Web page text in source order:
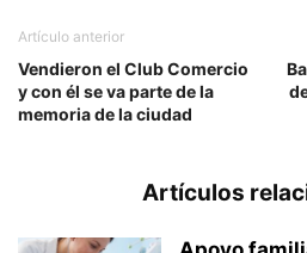
Artículo anterior
Vendieron el Club Comercio
y con él se va parte de la
memoria de la ciudad
Artículos